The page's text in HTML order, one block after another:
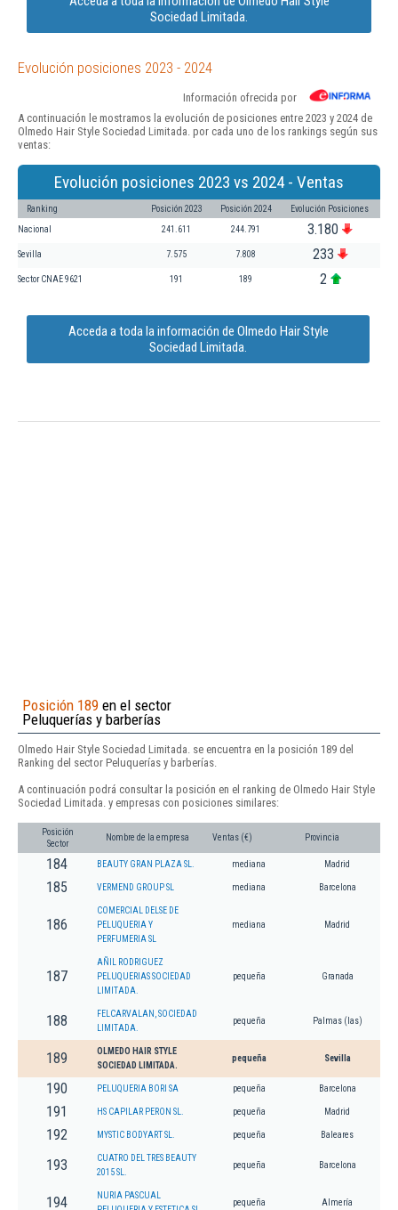
Sociedad Limitada.
Evolución posiciones 2023 - 2024
Información ofrecida por
A continuación le mostramos la evolución de posiciones entre 2023 y 2024 de
Olmedo Hair Style Sociedad Limitada. por cada uno de los rankings según sus
ventas:
Evolución posiciones 2023 vs 2024 - Ventas
Ranking Posición 2023 Posición 2024 Evolución Posiciones
Nacional 241.611 244.791 3.180
Sevilla 7.575 7.808 233
Sector CNAE 9621 191 189 2
Acceda a toda la información de Olmedo Hair Style
Sociedad Limitada.
Posición 189 en el sector
Peluquerías y barberías
Olmedo Hair Style Sociedad Limitada. se encuentra en la posición 189 del
Ranking del sector Peluquerías y barberías.
A continuación podrá consultar la posición en el ranking de Olmedo Hair Style
Sociedad Limitada. y empresas con posiciones similares:
Posición
Sector
Nombre de la empresa Ventas (€) Provincia
184 BEAUTY GRAN PLAZA SL. mediana Madrid
185 VERMEND GROUP SL mediana Barcelona
186
COMERCIAL DELSE DE
PELUQUERIA Y
PERFUMERIA SL
mediana Madrid
187
AÑIL RODRIGUEZ
PELUQUERIAS SOCIEDAD
LIMITADA.
pequeña Granada
188
FELCARVALAN, SOCIEDAD
LIMITADA.
pequeña Palmas (las)
189
OLMEDO HAIR STYLE
SOCIEDAD LIMITADA.
pequeña Sevilla
190 PELUQUERIA BORI SA pequeña Barcelona
191 HS CAPILAR PERON SL. pequeña Madrid
192 MYSTIC BODYART SL. pequeña Baleares
193
CUATRO DEL TRES BEAUTY
2015 SL.
pequeña Barcelona
194
NURIA PASCUAL
pequeña Almería